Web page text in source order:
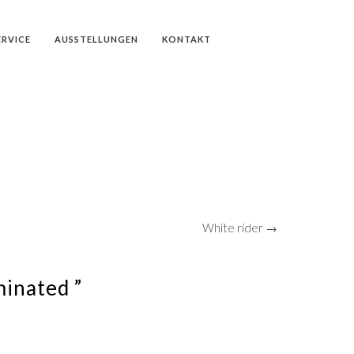
AUSSTELLUNGEN KONTAKT
White rider →
”